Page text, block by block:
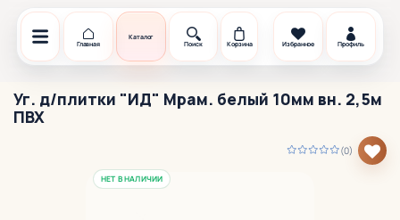
Главная
Каталог
Поиск
Корзина Избранное Профиль
Уг. д/плитки "ИД" Мрам. белый 10мм вн. 2,5м
ПВХ
(0)
НЕТ В НАЛИЧИИ